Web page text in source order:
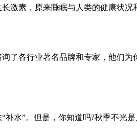
激素，原来睡眠与人类的健康状况
各行业著名品牌和专家，他们为
”。但是，你知道吗?秋季不光是